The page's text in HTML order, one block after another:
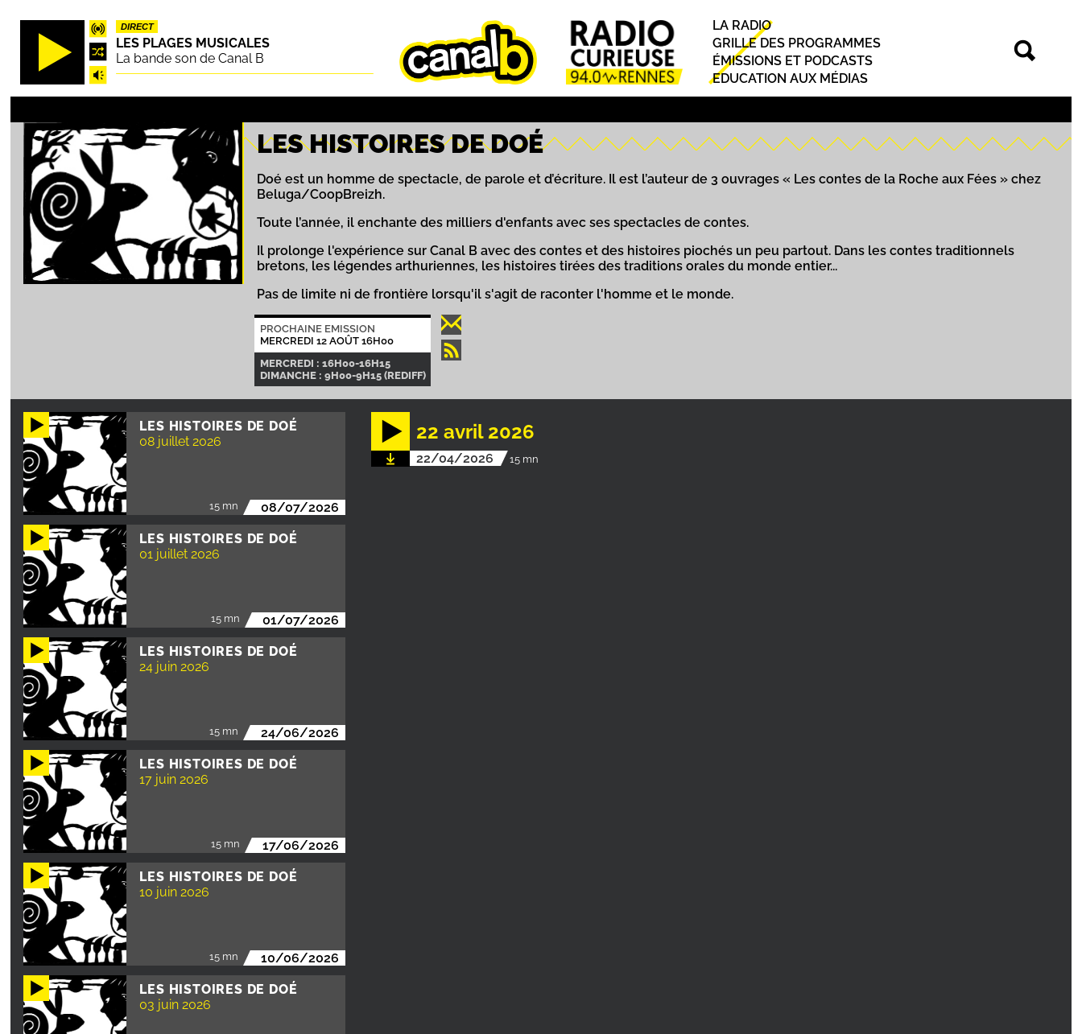
Aller
principal
DIRECT
LES PLAGES MUSICALES
La bande son de Canal B
Principal
LA RADIO
GRILLE DES PROGRAMMES
ÉMISSIONS ET PODCASTS
EDUCATION AUX MÉDIAS
LES HISTOIRES DE DOÉ
Doé est un homme de spectacle, de parole et d’écriture. Il est l’auteur de 3 ouvrages « Les contes de la Roche aux Fées » chez
Beluga/CoopBreizh.
Toute l’année, il enchante des milliers d'enfants avec ses spectacles de contes.
Il prolonge l'expérience sur Canal B avec des contes et des histoires piochés un peu partout. Dans les contes traditionnels
bretons, les légendes arthuriennes, les histoires tirées des traditions orales du monde entier...
Pas de limite ni de frontière lorsqu'il s'agit de raconter l'homme et le monde.
PROCHAINE EMISSION
MERCREDI 12 AOÛT 16H00
MERCREDI : 16H00-16H15
DIMANCHE : 9H00-9H15 (REDIFF)
LES HISTOIRES DE DOÉ
08 juillet 2026
15 mn 08/07/2026
LES HISTOIRES DE DOÉ
01 juillet 2026
15 mn 01/07/2026
LES HISTOIRES DE DOÉ
24 juin 2026
15 mn 24/06/2026
LES HISTOIRES DE DOÉ
17 juin 2026
15 mn 17/06/2026
LES HISTOIRES DE DOÉ
10 juin 2026
15 mn 10/06/2026
LES HISTOIRES DE DOÉ
03 juin 2026
22 avril 2026
22/04/2026 15 mn